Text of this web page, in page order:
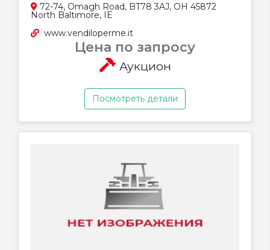
72-74, Omagh Road, BT78 3AJ, OH 45872
North Baltimore, IE
www.vendiloperme.it
Цена по запросу
Аукцион
Посмотреть детали